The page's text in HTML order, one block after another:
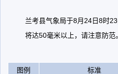
兰考县气象局于8月24日8时
将达50毫米以上，请注意防范。
图例 标准